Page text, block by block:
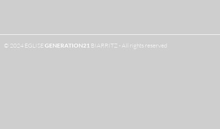
© 2024 EGLISE GENERATION21 BIARRITZ - All rights reserved